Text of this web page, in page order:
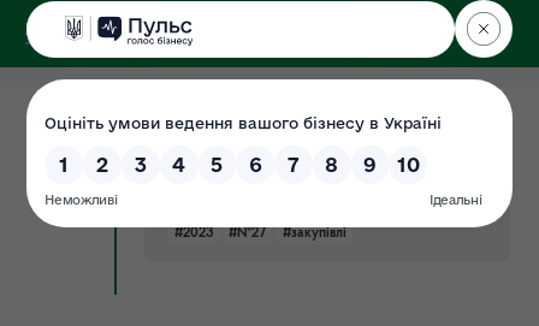
ДЕРЖЕКОІНСПЕКЦІЯ
Поліського округу
06.02.2024
Документ
затверджений в.о. уповноваженної
#2023 #№27 #закупівлі